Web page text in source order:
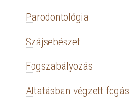
Parodontológia
Szájsebészet
Fogszabályozás
Altatásban végzett